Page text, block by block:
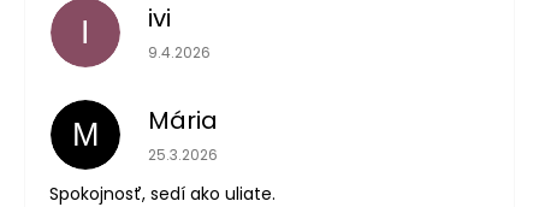
I ivi
Hodnotenie obchodu je 5 z 5 hviezdičiek.
9.4.2026
M Mária
Hodnotenie obchodu je 5 z 5 hviezdičiek.
25.3.2026
Spokojnosť, sedí ako uliate.